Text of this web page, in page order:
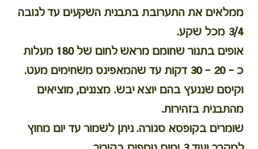
ממלאים את התערובת בתבנית השקעים עד לגובה
3/4 מכל שקע.
אופים בתנור שחומם מראש לחום של 180 מעלות
כ – 20 – 30 דקות עד שהמאפינס משחימים מעט.
וקיסם שננעץ בהם יוצא יבש. מצננים, מוציאים
מהתבנית בזהירות.
שומרים בקופסא סגורה. ניתן לשמור עד יום מחוץ